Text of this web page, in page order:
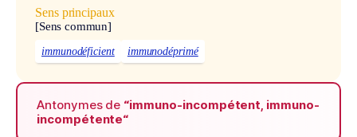
Sens principaux
[Sens commun]
immunodéficient immunodéprimé
Antonymes de “immuno-incompétent, immuno-
incompétente“